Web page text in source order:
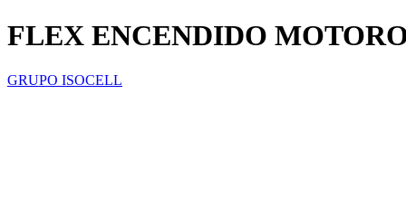
FLEX ENCENDIDO
GRUPO ISOCELL